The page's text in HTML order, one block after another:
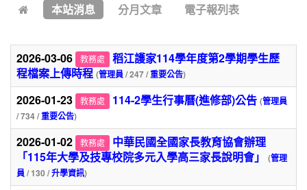
本站消息 分月文章 電子報列表
2026-03-06 教務處
稻江護家114學年度第2學期學生歷
程檔案上傳時程 (管理員/ 247 /重要公告)
2026-01-23 教務處 114-2學生行事曆(進修部)公告 (管理員
/ 734 /重要公告)
2026-01-02 教務處
中華民國全國家長教育協會辦理
「115年大學及技專校院多元入學高三家長說明會」
(管理
員/ 130 /升學資訊)